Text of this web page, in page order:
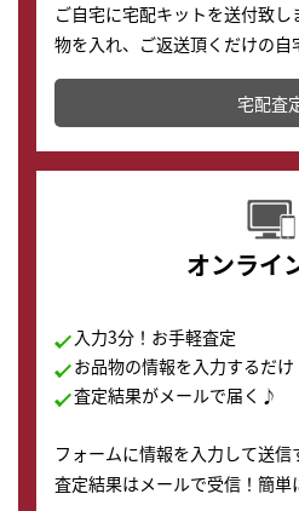
ご自宅に宅配キットを送付致
物を入れ、ご返送頂くだけの
テムです。
配送でも簡単&安全に査定・買
す。
宅配査
オンライ
入力3分！お手軽査定
お品物の情報を入力するだけ
査定結果がメールで届く♪
フォームに情報を入力して送信
査定結果はメールで受信！簡